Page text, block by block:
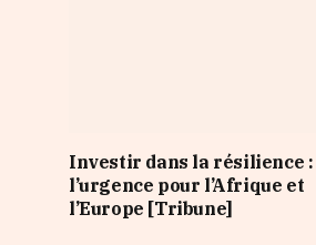
Investir dans la résilience :
l’urgence pour l’Afrique et
l’Europe [Tribune]